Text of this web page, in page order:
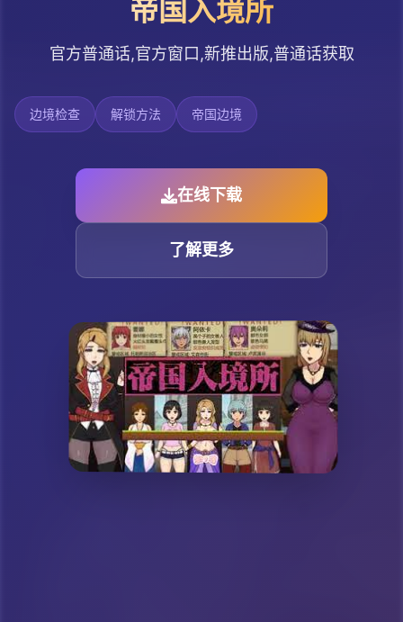
帝国入境所
官方普通话,官方窗口,新推出版,普通话获取
边境检查 解锁方法 帝国边境
在线下载
了解更多